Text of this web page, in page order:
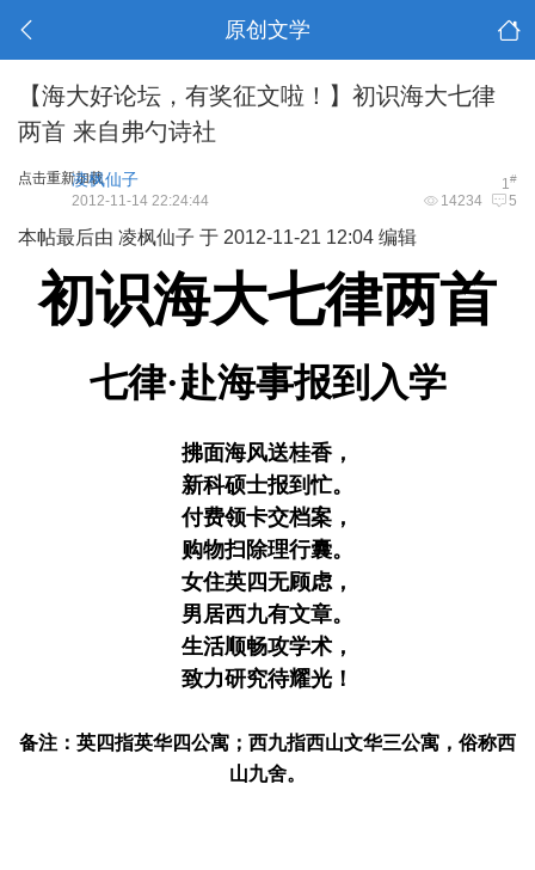
原创文学
【海大好论坛，有奖征文啦！】初识海大七律
两首 来自弗勺诗社
点击重新加载 1#
凌枫仙子
14234 5
2012-11-14 22:24:44
本帖最后由 凌枫仙子 于 2012-11-21 12:04 编辑
初识海大七律两首
七律·赴海事报到入学
拂面海风送桂香，
新科硕士报到忙。
付费领卡交档案，
购物扫除理行囊。
女住英四无顾虑，
男居西九有文章。
生活顺畅攻学术，
致力研究待耀光！
备注：英四指英华四公寓；西九指西山文华三公寓，俗称西
山九舍。